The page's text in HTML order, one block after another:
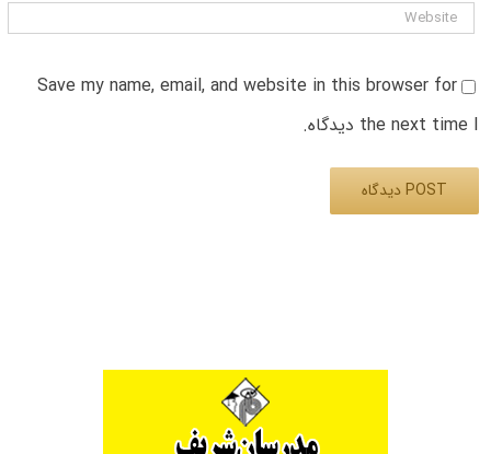
Save my name, email, and website in this browser for
the next time I دیدگاه.